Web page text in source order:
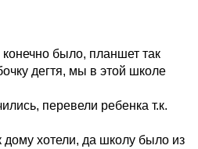
было, планшет так
дегтя, мы в этой школе
перевели ребенка т.к.
дому хотели, да школу было из